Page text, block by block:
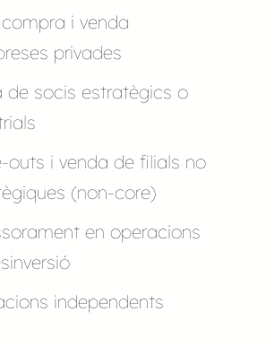
compra i venda
privades
de socis estratègics o
outs i venda de filials no
(non-core)
en operacions
independents